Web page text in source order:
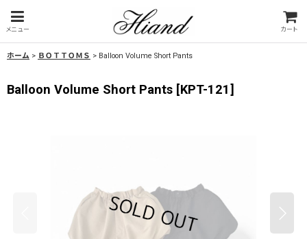
メニュー カート
ホーム > ＢＯＴＴＯＭＳ > Balloon Volume Short Pants
Balloon Volume Short Pants [KPT-121]